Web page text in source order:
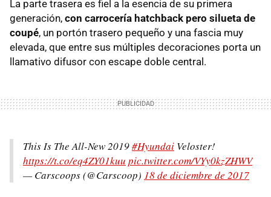
La parte trasera es fiel a la esencia de su primera
generación, con carrocería hatchback pero silueta de
coupé, un portón trasero pequeño y una fascia muy
elevada, que entre sus múltiples decoraciones porta un
llamativo difusor con escape doble central.
This Is The All-New 2019#Hyundai Veloster!
https://t.co/eq4ZY01kuu pic.twitter.com/VYy0kzZHWV
— Carscoops (@Carscoop) 18 de diciembre de 2017